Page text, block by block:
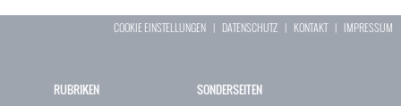
COOKIE EINSTELLUNGEN | DATENSCHUTZ | KONTAKT| IMPRESSUM
RUBRIKEN SONDERSEITEN